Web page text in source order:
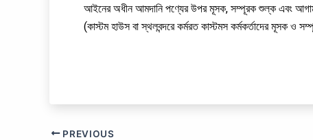
আইনের অধীন আমদানি পণ্যের উপর মূসক, সম্পূরক শুল্ক এবং
(কাস্টম হাউস বা স্থলবন্দরে কর্মরত কাস্টমস কর্মকর্তাদের মূসক ও
PREVIOUS